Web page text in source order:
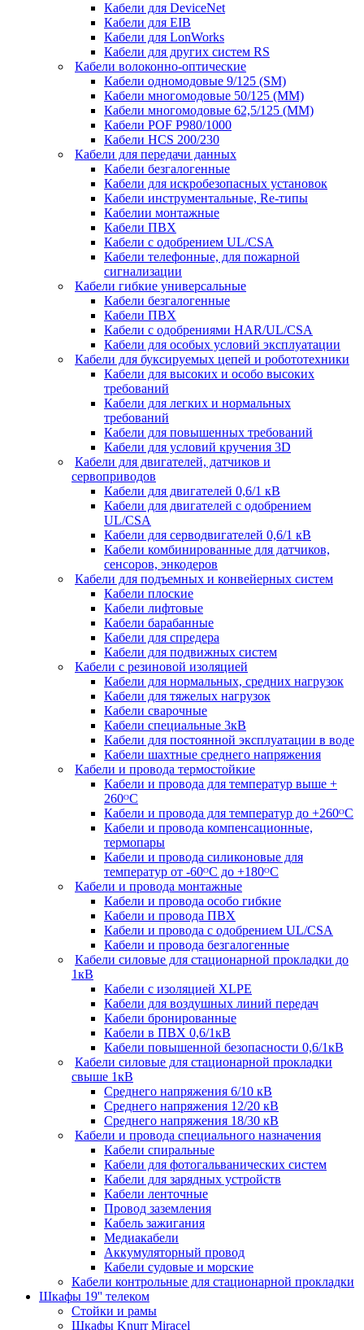
Кабели для DeviceNet
Кабели для EIB
Кабели для LonWorks
Кабели для других систем RS
Кабели волоконно-оптические
Кабели одномодовые 9/125 (SM)
Кабели многомодовые 50/125 (ММ)
Кабели многомодовые 62,5/125 (ММ)
Кабели POF P980/1000
Кабели HCS 200/230
Кабели для передачи данных
Кабели безгалогенные
Кабели для искробезопасных установок
Кабели инструментальные, Re-типы
Кабелии монтажные
Кабели ПВХ
Кабели с одобрением UL/CSA
Кабели телефонные, для пожарной
сигнализации
Кабели гибкие универсальные
Кабели безгалогенные
Кабели ПВХ
Кабели с одобрениями HAR/UL/CSA
Кабели для особых условий эксплуатации
Кабели для буксируемых цепей и робототехники
Кабели для высоких и особо высоких
требований
Кабели для легких и нормальных
требований
Кабели для повышенных требований
Кабели для условий кручения 3D
Кабели для двигателей, датчиков и
сервоприводов
Кабели для двигателей 0,6/1 кВ
Кабели для двигателей с одобрением
UL/CSA
Кабели для серводвигателей 0,6/1 кВ
Кабели комбинированные для датчиков,
cенсоров, энкодеров
Кабели для подъемных и конвейерных систем
Кабели плоские
Кабели лифтовые
Кабели барабанные
Кабели для спредера
Кабели для подвижных систем
Кабели с резиновой изоляцией
Кабели для нормальных, средних нагрузок
Кабели для тяжелых нагрузок
Кабели сварочные
Кабели специальные 3кВ
Кабели для постоянной эксплуатации в воде
Кабели шахтные среднего напряжения
Кабели и провода термостойкие
Кабели и провода для температур выше +
260ᴼС
Кабели и провода для температур до +260ᴼС
Кабели и провода компенсационные,
термопары
Кабели и провода силиконовые для
температур от -60ᴼC до +180ᴼС
Кабели и провода монтажные
Кабели и провода особо гибкие
Кабели и провода ПВХ
Кабели и провода с одобрением UL/CSA
Кабели и провода безгалогенные
Кабели силовые для стационарной прокладки до
1кВ
Кабели c изоляцией XLPE
Кабели для воздушных линий передач
Кабели бронированные
Кабели в ПВХ 0,6/1кВ
Кабели повышенной безопасности 0,6/1кВ
Кабели силовые для стационарной прокладки
свыше 1кВ
Среднего напряжения 6/10 кВ
Среднего напряжения 12/20 кВ
Среднего напряжения 18/30 кВ
Кабели и провода специального назначения
Кабели спиральные
Кабели для фотогальванических систем
Кабели для зарядных устройств
Кабели ленточные
Провод заземления
Кабель зажигания
Медиакабели
Аккумуляторный провод
Кабели судовые и морские
Кабели контрольные для стационарной прокладки
Шкафы 19'' телеком
Стойки и рамы
Шкафы Knurr Miracel